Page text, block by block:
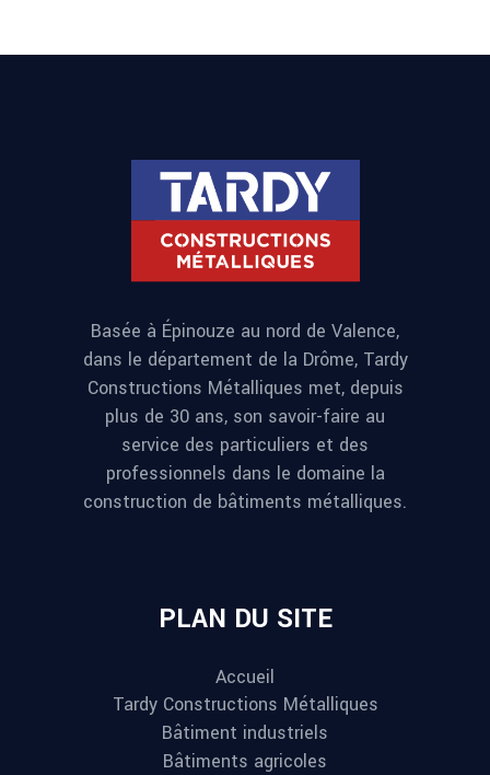
Basée à Épinouze au nord de Valence,
dans le département de la Drôme, Tardy
Constructions Métalliques met, depuis
plus de 30 ans, son savoir-faire au
service des particuliers et des
professionnels dans le domaine la
construction de bâtiments métalliques.
PLAN DU SITE
Accueil
Tardy Constructions Métalliques
Bâtiment industriels
Bâtiments agricoles